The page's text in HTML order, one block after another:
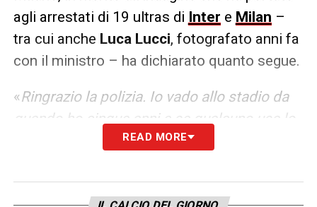
agli arrestati di 19 ultras di Inter e Milan –
tra cui anche Luca Lucci, fotografato anni fa
con il ministro – ha dichiarato quanto segue.
«Ringrazio la polizia. Io vado allo stadio da
quando ho cinque anni e se qualcuno usa lo
stadio per farsi gli interessi suoi, poi con
assolutamente isolato, beccato e
READ MORE